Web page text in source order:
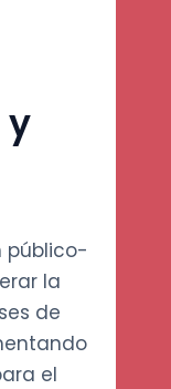
y
público-
la
de
el